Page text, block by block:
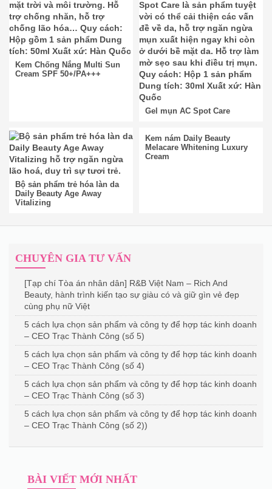
Kem Chống Nắng Multi Sun
Cream SPF 50+/PA+++
Gel mụn AC Spot Care
Bộ sản phẩm trẻ hóa làn da
Daily Beauty Age Away
Vitalizing
Kem nám Daily Beauty
Melacare Whitening Luxury
Cream
CHUYÊN GIA TƯ VẤN
[Tạp chí Tòa án nhân dân] R&B Việt Nam – Rich And
Beauty, hành trình kiến tạo sự giàu có và giữ gìn vẻ đẹp
cùng phụ nữ Việt
5 cách lựa chọn sản phẩm và công ty để hợp tác kinh doanh
– CEO Trạc Thành Công (số 5)
5 cách lựa chọn sản phẩm và công ty để hợp tác kinh doanh
– CEO Trạc Thành Công (số 4)
5 cách lựa chọn sản phẩm và công ty để hợp tác kinh doanh
– CEO Trạc Thành Công (số 3)
5 cách lựa chọn sản phẩm và công ty để hợp tác kinh doanh
– CEO Trạc Thành Công (số 2))
BÀI VIẾT MỚI NHẤT